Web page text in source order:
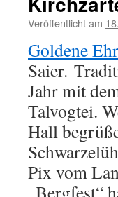
Veröffentlicht am
Goldene
Saier.
Jahr mit
Talvogtei.
Hall
Pix vom
„Bergfest“